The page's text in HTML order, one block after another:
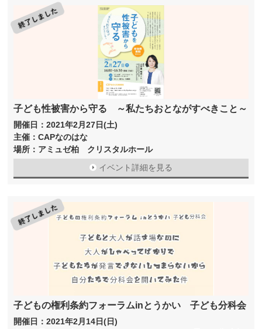
子ども性被害から守る ～私たちおとながすべきこと～
開催日：2021年2月27日(土)
主催：CAPなのはな
場所：アミュゼ柏 クリスタルホール
イベント詳細を見る
子どもの権利条約フォーラムinとうかい 子ども分科会
開催日：2021年2月14日(日)